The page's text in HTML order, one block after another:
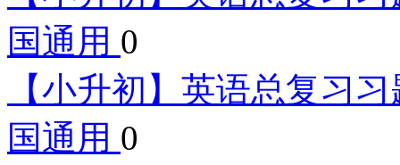
国通用 0
【小升初】英语总复习
国通用 0